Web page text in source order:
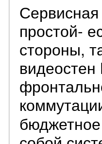
простой-
стороны,